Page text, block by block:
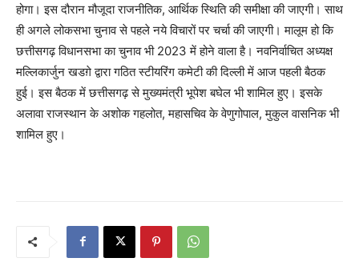
होगा। इस दौरान मौजूदा राजनीतिक, आर्थिक स्थिति की समीक्षा की जाएगी। साथ
ही अगले लोकसभा चुनाव से पहले नये विचारों पर चर्चा की जाएगी। मालूम हो कि
छत्तीसगढ़ विधानसभा का चुनाव भी 2023 में होने वाला है। नवनिर्वाचित अध्यक्ष
मल्लिकार्जुन खडग़े द्वारा गठित स्टीयरिंग कमेटी की दिल्ली में आज पहली बैठक
हुई। इस बैठक में छत्तीसगढ़ से मुख्यमंत्री भूपेश बघेल भी शामिल हुए। इसके
अलावा राजस्थान के अशोक गहलोत, महासचिव के वेणुगोपाल, मुकुल वासनिक भी
शामिल हुए।